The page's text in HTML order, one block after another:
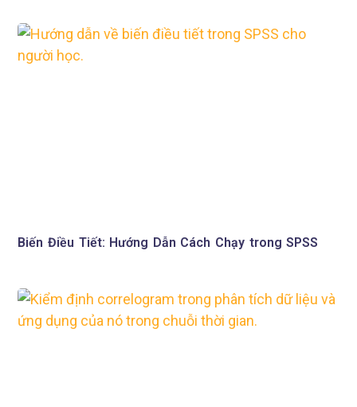
Biến Điều Tiết: Hướng Dẫn Cách Chạy trong SPSS